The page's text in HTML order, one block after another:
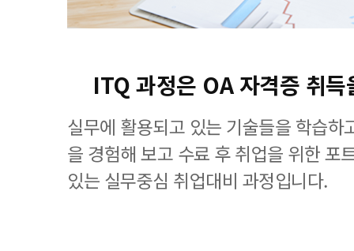
ITQ 과정은 OA 자격증 취
실무에 활용되고 있는 기술들을 학습하
을 경험해 보고 수료 후 취업을 위한 포
있는 실무중심 취업대비 과정입니다.